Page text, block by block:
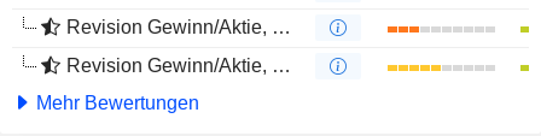
Revision Gewinn/Aktie, 1 Jahr
Revision Gewinn/Aktie, 4 Monate
Mehr Bewertungen